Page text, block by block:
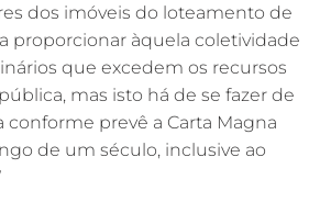
dos imóveis do loteamento de
proporcionar àquela coletividade
que excedem os recursos
mas isto há de se fazer de
prevê a Carta Magna
de um século, inclusive ao